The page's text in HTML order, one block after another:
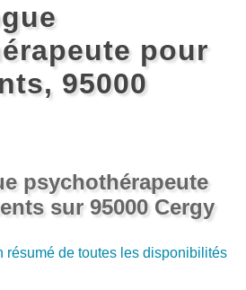
pour
95000
psychothérapeute
sur 95000 Cergy
résumé de toutes les disponibilités